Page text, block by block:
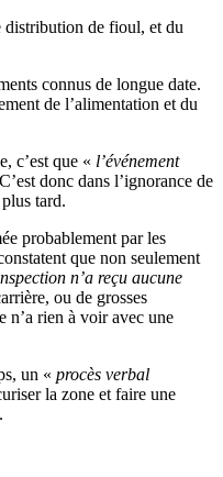
distribution de fioul, et du
connus de longue date.
de l’alimentation et du
c’est que « l’événement
donc dans l’ignorance de
tard.
probablement par les
que non seulement
n’a reçu aucune
ou de grosses
n’a rien à voir avec une
un « procès verbal
la zone et faire une